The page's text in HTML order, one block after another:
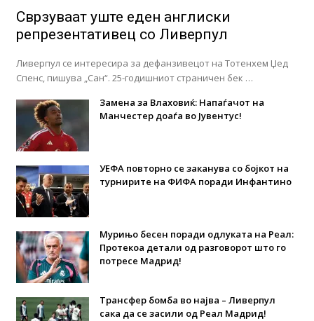
Сврзуваат уште еден англиски
репрезентативец со Ливерпул
Ливерпул се интересира за дефанзивецот на Тотенхем Џед
Спенс, пишува „Сан“. 25-годишниот страничен бек …
Замена за Влаховиќ: Напаѓачот на
Манчестер доаѓа во Јувентус!
УЕФА повторно се заканува со бојкот на
турнирите на ФИФА поради Инфантино
Мурињо бесен поради одлуката на Реал:
Протекоа детали од разговорот што го
потресе Мадрид!
Трансфер бомба во најва – Ливерпул
сака да се засили од Реал Мадрид!